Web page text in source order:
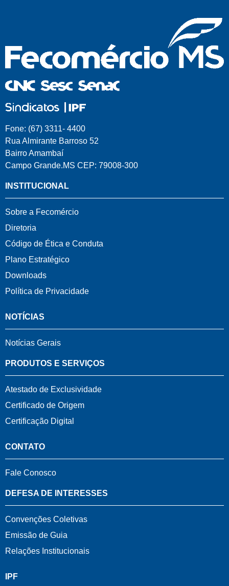
Fone: (67) 3311- 4400
Rua Almirante Barroso 52
Bairro Amambaí
Campo Grande.MS CEP: 79008-300
INSTITUCIONAL
Sobre a Fecomércio
Diretoria
Código de Ética e Conduta
Plano Estratégico
Downloads
Política de Privacidade
NOTÍCIAS
Notícias Gerais
PRODUTOS E SERVIÇOS
Atestado de Exclusividade
Certificado de Origem
Certificação Digital
CONTATO
Fale Conosco
DEFESA DE INTERESSES
Convenções Coletivas
Emissão de Guia
Relações Institucionais
IPF